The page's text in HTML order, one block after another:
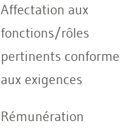
Affectation aux
fonctions/rôles
pertinents conforme
aux exigences
Rémunération